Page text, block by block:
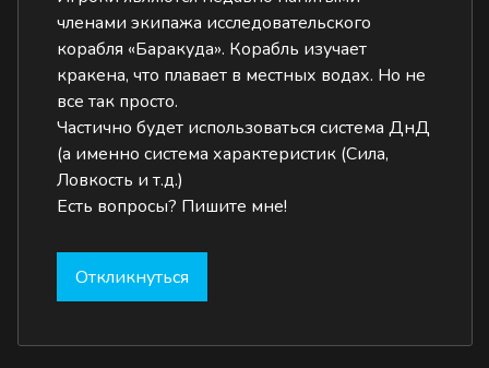
членами экипажа исследовательского
корабля «Баракуда». Корабль изучает
кракена, что плавает в местных водах. Но не
все так просто.
Частично будет использоваться система ДнД
(а именно система характеристик (Сила,
Ловкость и т.д.)
Есть вопросы? Пишите мне!
Откликнуться